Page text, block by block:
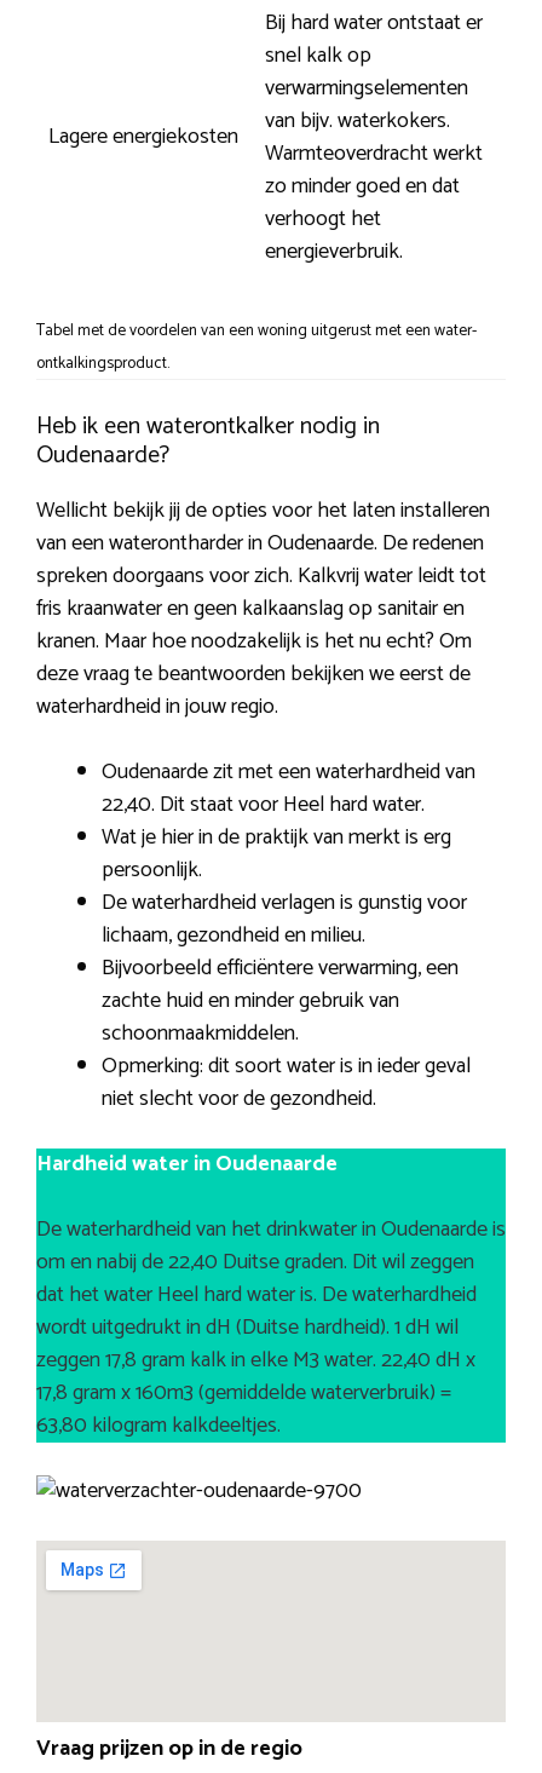
Lagere energiekosten
Bij hard water ontstaat er
snel kalk op
verwarmingselementen
van bijv. waterkokers.
Warmteoverdracht werkt
zo minder goed en dat
verhoogt het
energieverbruik.
Tabel met de voordelen van een woning uitgerust met een water-
ontkalkingsproduct.
Heb ik een waterontkalker nodig in
Oudenaarde?
Wellicht bekijk jij de opties voor het laten installeren
van een waterontharder in Oudenaarde. De redenen
spreken doorgaans voor zich. Kalkvrij water leidt tot
fris kraanwater en geen kalkaanslag op sanitair en
kranen. Maar hoe noodzakelijk is het nu echt? Om
deze vraag te beantwoorden bekijken we eerst de
waterhardheid in jouw regio.
Oudenaarde zit met een waterhardheid van
22,40. Dit staat voor Heel hard water.
Wat je hier in de praktijk van merkt is erg
persoonlijk.
De waterhardheid verlagen is gunstig voor
lichaam, gezondheid en milieu.
Bijvoorbeeld efficiëntere verwarming, een
zachte huid en minder gebruik van
schoonmaakmiddelen.
Opmerking: dit soort water is in ieder geval
niet slecht voor de gezondheid.
Hardheid water in Oudenaarde
De waterhardheid van het drinkwater in Oudenaarde is
om en nabij de 22,40 Duitse graden. Dit wil zeggen
dat het water Heel hard water is. De waterhardheid
wordt uitgedrukt in dH (Duitse hardheid). 1 dH wil
zeggen 17,8 gram kalk in elke M3 water. 22,40 dH x
17,8 gram x 160m3 (gemiddelde waterverbruik) =
63,80 kilogram kalkdeeltjes.
Vraag prijzen op in de regio